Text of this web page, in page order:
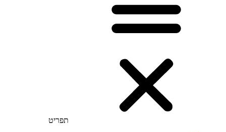
תפריט